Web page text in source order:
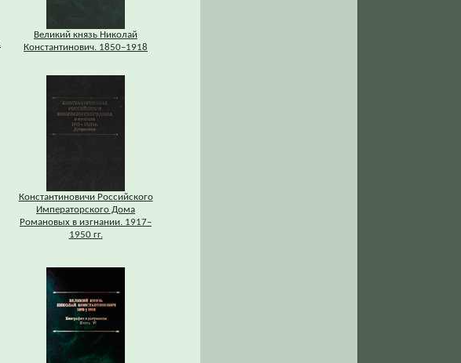
Великий князь Николай
Константинович. 1850–1918
Константиновичи Российского
Императорского Дома
Романовых в изгнании. 1917–
1950 гг.